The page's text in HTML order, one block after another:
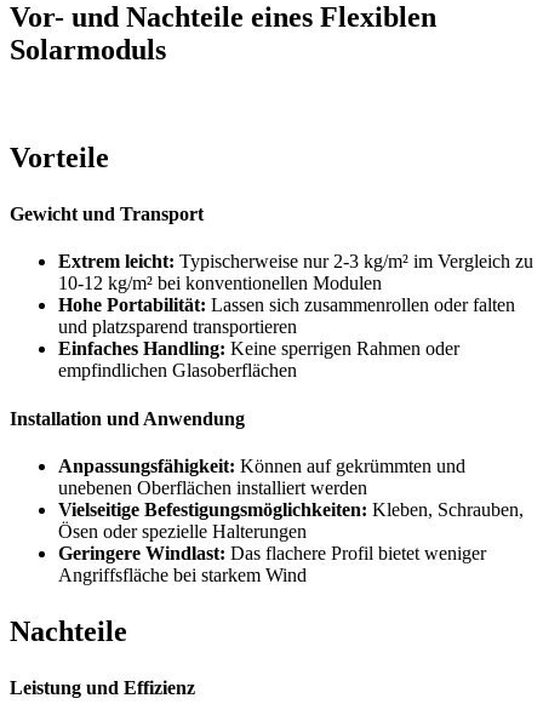
Vor- und Nachteile eines Flexiblen
Solarmoduls
Vorteile
Gewicht und Transport
Extrem leicht: Typischerweise nur 2-3 kg/m² im Vergleich zu
10-12 kg/m² bei konventionellen Modulen
Hohe Portabilität: Lassen sich zusammenrollen oder falten
und platzsparend transportieren
Einfaches Handling: Keine sperrigen Rahmen oder
empfindlichen Glasoberflächen
Installation und Anwendung
Anpassungsfähigkeit: Können auf gekrümmten und
unebenen Oberflächen installiert werden
Vielseitige Befestigungsmöglichkeiten: Kleben, Schrauben,
Ösen oder spezielle Halterungen
Geringere Windlast: Das flachere Profil bietet weniger
Angriffsfläche bei starkem Wind
Nachteile
Leistung und Effizienz